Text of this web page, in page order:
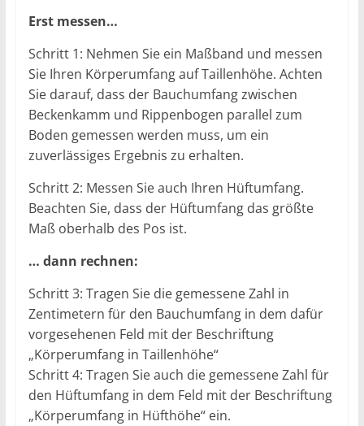
Erst messen…
Schritt 1: Nehmen Sie ein Maßband und messen
Sie Ihren Körperumfang auf Taillenhöhe. Achten
Sie darauf, dass der Bauchumfang zwischen
Beckenkamm und Rippenbogen parallel zum
Boden gemessen werden muss, um ein
zuverlässiges Ergebnis zu erhalten.
Schritt 2: Messen Sie auch Ihren Hüftumfang.
Beachten Sie, dass der Hüftumfang das größte
Maß oberhalb des Pos ist.
… dann rechnen:
Schritt 3: Tragen Sie die gemessene Zahl in
Zentimetern für den Bauchumfang in dem dafür
vorgesehenen Feld mit der Beschriftung
„Körperumfang in Taillenhöhe“
Schritt 4: Tragen Sie auch die gemessene Zahl für
den Hüftumfang in dem Feld mit der Beschriftung
„Körperumfang in Hüfthöhe“ ein.